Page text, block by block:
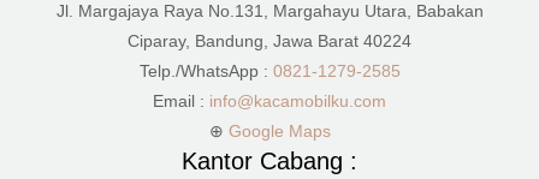
Jl. Margajaya Raya No.131, Margahayu Utara, Babakan
Ciparay, Bandung, Jawa Barat 40224
Telp./WhatsApp : 0821-1279-2585
Email : info@kacamobilku.com
⊕ Google Maps
Kantor Cabang :